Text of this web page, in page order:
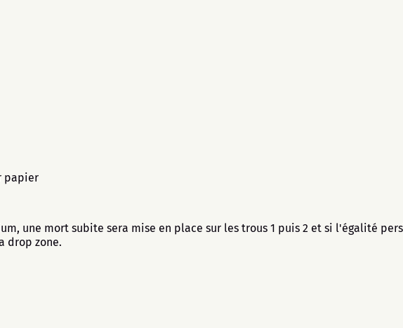
papier
une mort subite sera mise en place sur les trous 1 puis 2 et si l'égalité
drop zone.